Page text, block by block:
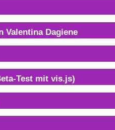
Valentina Dagiene
Test mit vis.js)